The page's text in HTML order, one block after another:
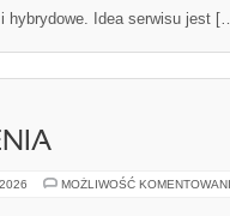
hybrydowe. Idea serwisu jest
MOŻLIWOŚĆ